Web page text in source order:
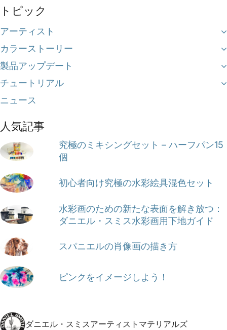
トピック
アーティスト
カラーストーリー
製品アップデート
チュートリアル
ニュース
人気記事
究極のミキシングセット – ハーフパン15
個
初心者向け究極の水彩絵具混色セット
水彩画のための新たな表面を解き放つ：
ダニエル・スミス水彩画用下地ガイド
スパニエルの肖像画の描き方
ピンクをイメージしよう！
ダニエル・スミスアーティストマテリアルズ